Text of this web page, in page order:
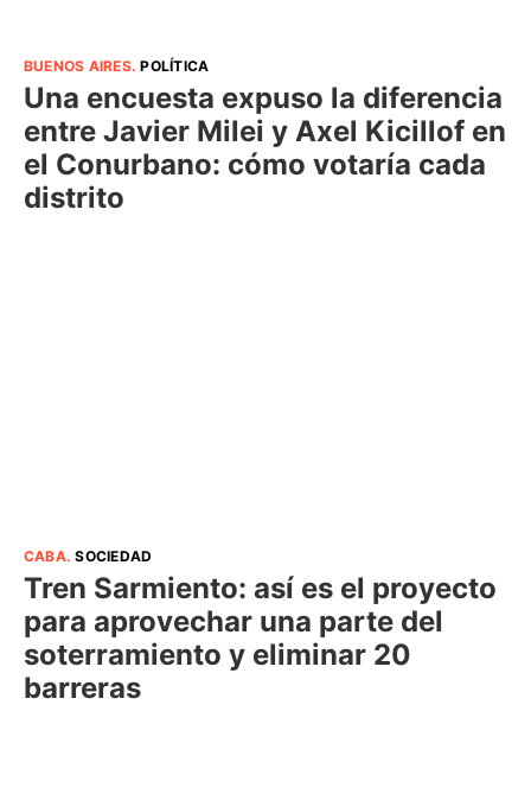
BUENOS AIRES.POLÍTICA
Una encuesta expuso la diferencia
entre Javier Milei y Axel Kicillof en
el Conurbano: cómo votaría cada
distrito
CABA.SOCIEDAD
Tren Sarmiento: así es el proyecto
para aprovechar una parte del
soterramiento y eliminar 20
barreras